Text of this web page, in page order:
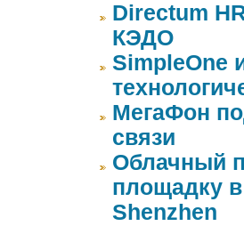
Directum
КЭДО
SimpleOne
МегаФон
связи
Облачный
площадку в
Shenzhen